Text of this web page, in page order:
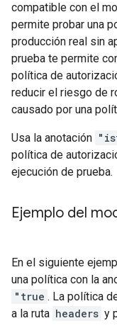
compatible con el
permite probar una
producción real sin
prueba te permite
política de
reducir el riesgo de
causado por una
Usa la anotación
política de
ejecución de prueba.
Ejemplo del
En el siguiente
una política con la
"true . La política
a la ruta headers y